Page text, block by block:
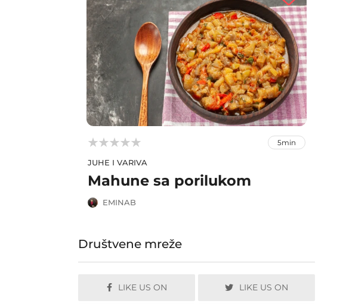


 5min
JUHE I VARIVA
Mahune sa porilukom
EMINAB
Društvene mreže
LIKE US ON LIKE US ON